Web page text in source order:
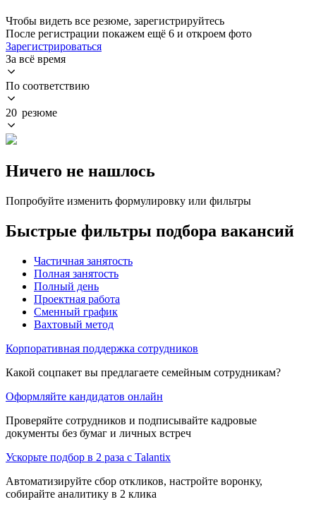
Чтобы видеть все резюме, зарегистрируйтесь
После регистрации покажем ещё 6 и откроем фото
Зарегистрироваться
За всё время
По соответствию
20 резюме
Ничего не нашлось
Попробуйте изменить формулировку или фильтры
Быстрые фильтры подбора вакансий
Частичная занятость
Полная занятость
Полный день
Проектная работа
Сменный график
Вахтовый метод
Корпоративная поддержка сотрудников
Какой соцпакет вы предлагаете семейным сотрудникам?
Оформляйте кандидатов онлайн
Проверяйте сотрудников и подписывайте кадровые
документы без бумаг и личных встреч
Ускорьте подбор в 2 раза с Talantix
Автоматизируйте сбор откликов, настройте воронку,
собирайте аналитику в 2 клика